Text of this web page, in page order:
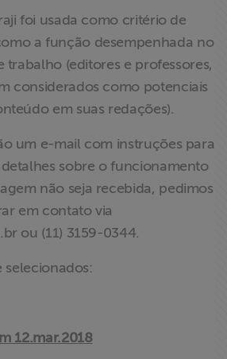
foi usada como critério de
a função desempenhada no
(editores e professores,
considerados como potenciais
em suas redações).
um e-mail com instruções para
sobre o funcionamento
não seja recebida, pedimos
em contato via
ou (11) 3159-0344.
selecionados:
12.mar.2018